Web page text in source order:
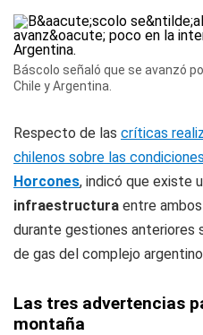
Báscolo señaló que se avanzó
Chile y Argentina.
Respecto de las críticas
chilenos sobre las
Horcones, indicó que existe
infraestructura entre
durante gestiones anteriores
de gas del complejo
Las tres advertencias
montaña